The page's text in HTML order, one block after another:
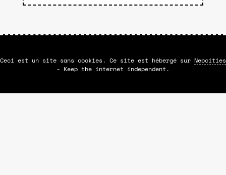
Ceci est un site sans cookies. Ce site est hébergé sur Neocities
- Keep the internet independent.